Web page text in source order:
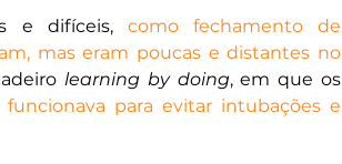
e difíceis, como fechamento de
mas eram poucas e distantes no
learning by doing
para evitar intubações e